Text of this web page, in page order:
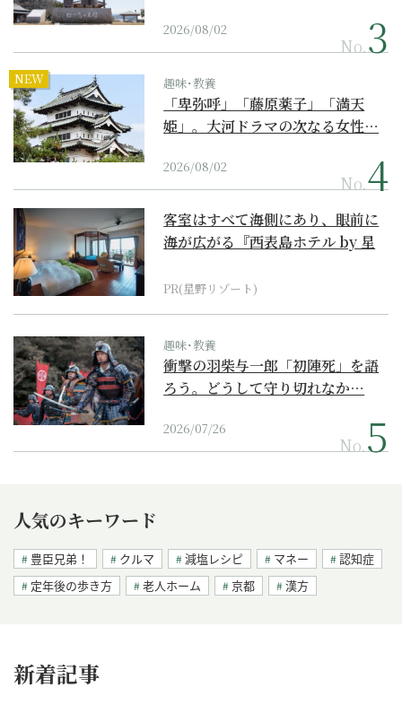
2026/08/02
No.
NEW 趣味･教養
「卑弥呼」「藤原薬子」「満天
姫」。大河ドラマの次なる女性…
2026/08/02
No.
客室はすべて海側にあり、眼前に
海が広がる『西表島ホテル by 星
PR(星野リゾート)
趣味･教養
衝撃の羽柴与一郎「初陣死」を語
ろう。どうして守り切れなか…
2026/07/26
No.
人気のキーワード
豊臣兄弟！ クルマ 減塩レシピ マネー
認知症
定年後の歩き方
老人ホーム 京都 漢方
新着記事